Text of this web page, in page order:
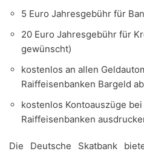
5 Euro Jahresgebühr für
20 Euro Jahresgebühr für
gewünscht)
kostenlos an allen
Raiffeisenbanken Bargeld
kostenlos Kontoauszüge
Raiffeisenbanken
Die Deutsche Skatbank